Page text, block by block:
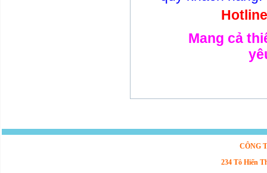
Mang cả
CÔNG
234 Tô Hiến